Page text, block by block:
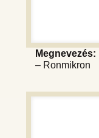
Megnevezés:
– Ronmikron